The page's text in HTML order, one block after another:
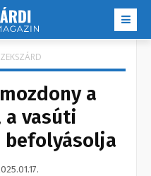
a
a vasúti
befolyásolja